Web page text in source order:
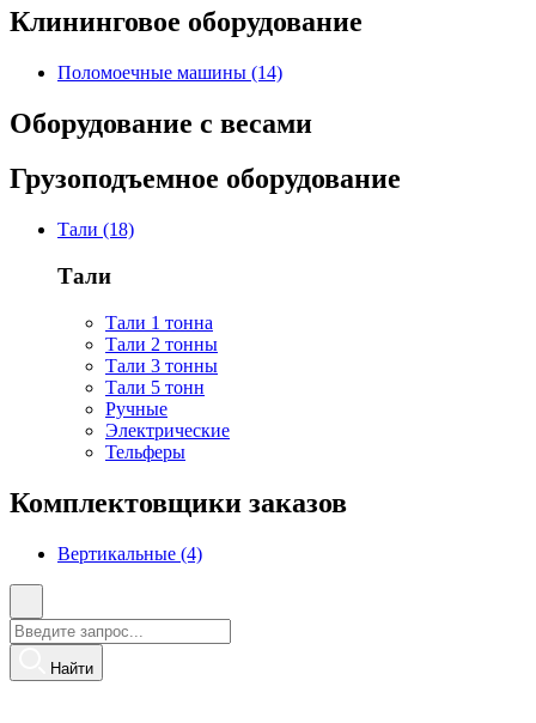
Клининговое оборудование
Поломоечные машины (14)
Оборудование с весами
Грузоподъемное оборудование
Тали (18)
Тали
Тали 1 тонна
Тали 2 тонны
Тали 3 тонны
Тали 5 тонн
Ручные
Электрические
Тельферы
Комплектовщики заказов
Вертикальные (4)
Найти